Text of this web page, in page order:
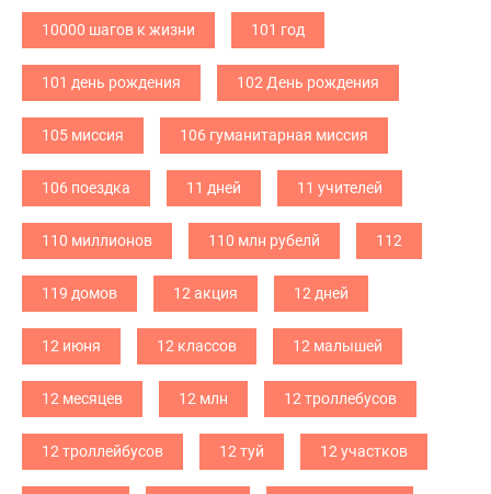
10000 шагов к жизни 101 год
101 день рождения 102 День рождения
105 миссия 106 гуманитарная миссия
106 поездка 11 дней 11 учителей
110 миллионов 110 млн рубелй 112
119 домов 12 акция 12 дней
12 июня 12 классов 12 малышей
12 месяцев 12 млн 12 троллебусов
12 троллейбусов 12 туй 12 участков